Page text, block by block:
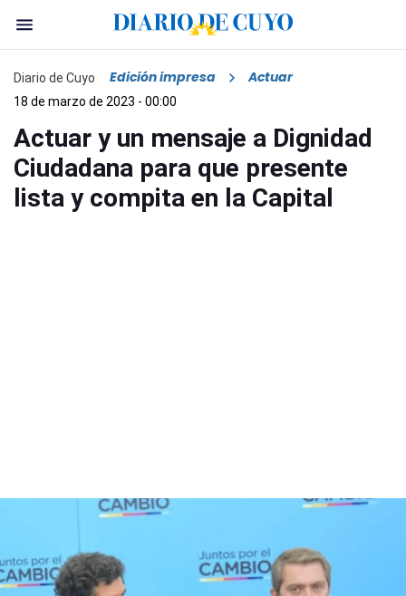
Diario de Cuyo Edición impresa Actuar
18 de marzo de 2023 - 00:00
Actuar y un mensaje a Dignidad
Ciudadana para que presente
lista y compita en la Capital